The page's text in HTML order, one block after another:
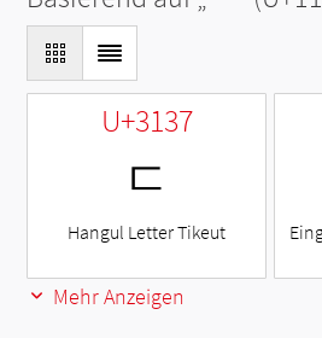
U+3137
ㄷ
Hangul Letter Tikeut
Mehr Anzeigen